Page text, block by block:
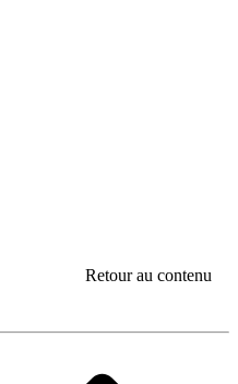
Retour au contenu